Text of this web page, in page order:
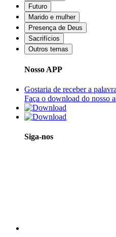
Futuro
Marido e mulher
Presença de Deus
Sacrifícios
Outros temas
Nosso APP
Gostaria de receber a
Faça o download do nosso
Siga-nos